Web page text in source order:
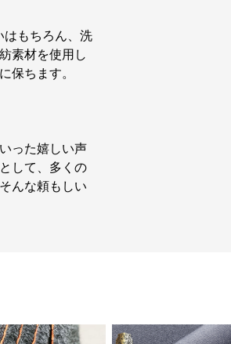
はもちろん、洗
素材を使用し
保ちます。
った嬉しい声
して、多くの
んな頼もしい